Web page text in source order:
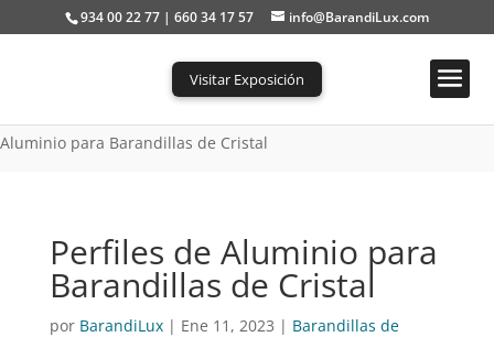
934 00 22 77 | 660 34 17 57 info@BarandiLux.com
Visitar Exposición
Aluminio para Barandillas de Cristal
Perfiles de Aluminio para
Barandillas de Cristal
por BarandiLux| Ene 11, 2023 | Barandillas de